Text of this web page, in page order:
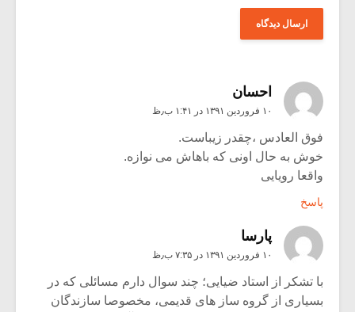
احسان
۱۰ فروردین ۱۳۹۱ در ۱:۴۱ ب٫ظ
فوق العادس ،چقدر زیباست.
خوش به حال اونی که باهاش می نوازه.
واقعا رویایی
پاسخ
پارسا
۱۰ فروردین ۱۳۹۱ در ۷:۳۵ ب٫ظ
با تشکر از استاد ضیایی؛ چند سوال دارم مسائلی که در
بسیاری از گروه ساز های قدیمی، مخصوصا سازندگان